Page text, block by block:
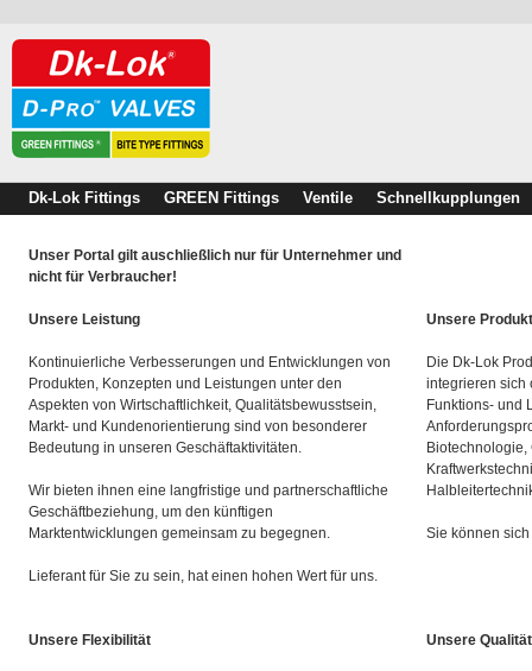
Dk-Lok Fittings GREEN Fittings Ventile Schnellkupplungen
Unser Portal gilt auschließlich nur für Unternehmer und
nicht für Verbraucher!
Unsere Leistung
Kontinuierliche Verbesserungen und Entwicklungen von
Produkten, Konzepten und Leistungen unter den
Aspekten von Wirtschaftlichkeit, Qualitätsbewusstsein,
Markt- und Kundenorientierung sind von besonderer
Bedeutung in unseren Geschäftaktivitäten.
Wir bieten ihnen eine langfristige und partnerschaftliche
Geschäftbeziehung, um den künftigen
Marktentwicklungen gemeinsam zu begegnen.
Lieferant für Sie zu sein, hat einen hohen Wert für uns.
Unsere
Die Dk-Lok
integrieren sich
Funktions- und
Sie können
Unsere Flexibilität Unsere Qualität